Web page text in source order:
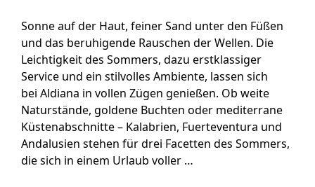
Sonne auf der Haut, feiner Sand unter den Füßen
und das beruhigende Rauschen der Wellen. Die
Leichtigkeit des Sommers, dazu erstklassiger
Service und ein stilvolles Ambiente, lassen sich
bei Aldiana in vollen Zügen genießen. Ob weite
Naturstände, goldene Buchten oder mediterrane
Küstenabschnitte – Kalabrien, Fuerteventura und
Andalusien stehen für drei Facetten des Sommers,
die sich in einem Urlaub voller …